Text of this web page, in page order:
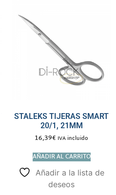
STALEKS TIJERAS SMART
20/1, 21MM
16,39€ IVA incluido
AÑADIR AL CARRITO
Añadir a la lista de
deseos